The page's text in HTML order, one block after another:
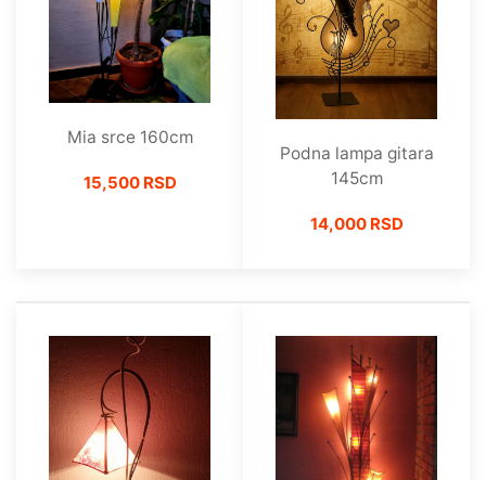
Mia srce 160cm
15,500 RSD
Podna lampa gitara
145cm
14,000 RSD